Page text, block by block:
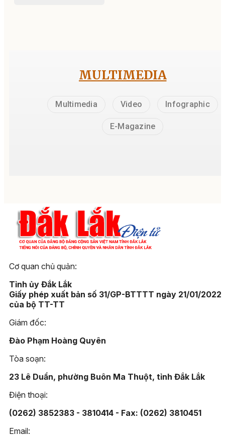
MULTIMEDIA
Multimedia Video Infographic
E-Magazine
Cơ quan chủ quản:
Tỉnh ủy Đắk Lắk
Giấy phép xuất bản số 31/GP-BTTTT ngày 21/01/2022
của bộ TT-TT
Giám đốc:
Đào Phạm Hoàng Quyên
Tòa soạn:
23 Lê Duẩn, phường Buôn Ma Thuột, tỉnh Đắk Lắk
Điện thoại:
(0262) 3852383 - 3810414 - Fax: (0262) 3810451
Email: